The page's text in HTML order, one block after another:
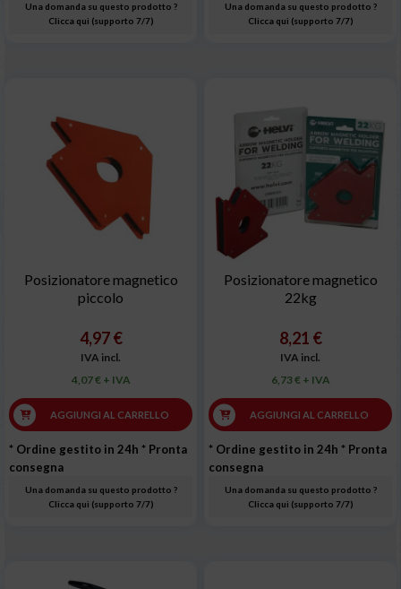
Una domanda su questo prodotto ?
Clicca qui (supporto 7/7)
Una domanda su questo prodotto ?
Clicca qui (supporto 7/7)
Posizionatore magnetico
piccolo
4,97 €
IVA incl.
4,07 € + IVA
AGGIUNGI AL CARRELLO
* Ordine gestito in 24h * Pronta
consegna
Una domanda su questo prodotto ?
Clicca qui (supporto 7/7)
Posizionatore magnetico
22kg
8,21 €
IVA incl.
6,73 € + IVA
AGGIUNGI AL CARRELLO
* Ordine gestito in 24h * Pronta
consegna
Una domanda su questo prodotto ?
Clicca qui (supporto 7/7)